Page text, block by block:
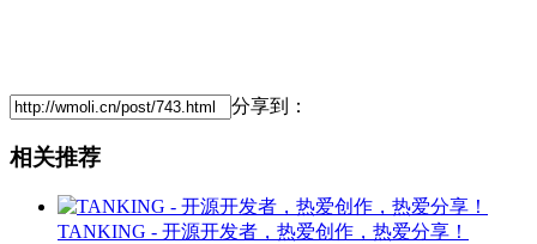
分享到：
相关推荐
TANKING - 开源开发者，热爱创作，热爱分享！